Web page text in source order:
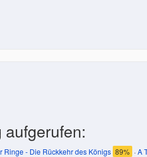
Ringe - Die Rückkehr des Königs 89% ·A